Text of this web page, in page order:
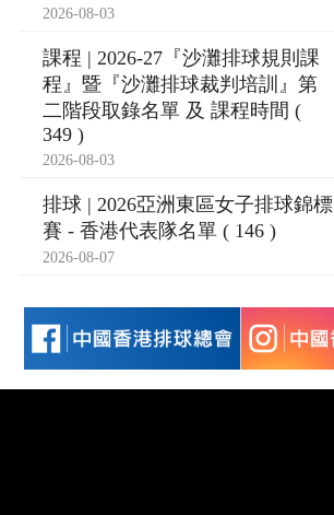
2026-08-03
課程 | 2026-27『沙灘排球規則課
程』暨『沙灘排球裁判培訓』第
二階段取錄名單 及 課程時間 (
349 )
2026-08-03
排球 | 2026亞洲東區女子排球錦標
賽 - 香港代表隊名單 ( 146 )
2026-08-07